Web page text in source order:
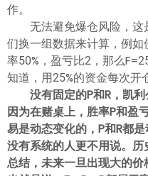
作。
无法避免爆仓风险，
们换一组数据来计算，例
率50%，盈亏比2，那么
知道，用25%的资金每次开
没有固定的P和R，凯
因为在赌桌上，胜率P和盈
易是动态变化的，P和R都
没有系统的人更不用说。
总结，未来一旦出现大的价